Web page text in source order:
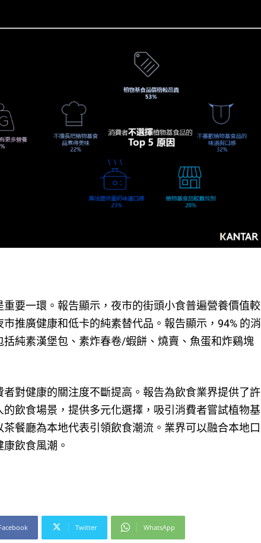
要一環。報告顯示，夜市的街頭小食普遍營養價值較
推廣健康和低卡的純素替代品。報告顯示，94% 的消
純素漢堡包、素炸春卷/蝦餅、燒賣、魚蛋和炸鷄塊
對健康的關注度不斷提高。報告為飲食業界提供了許
飲食場景，提供多元化選擇，吸引消費者嘗試植物基
餐廳為本地代表引領飲食潮流。業界可以融合本地口
飲食風潮。
Twitter WhatsApp